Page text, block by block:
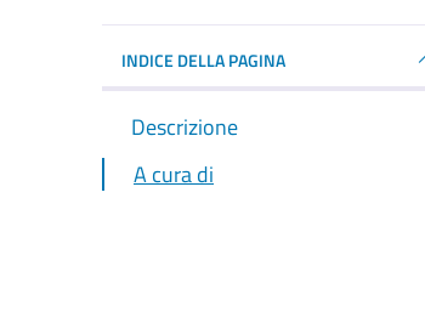
INDICE DELLA PAGINA
Descrizione
A cura di